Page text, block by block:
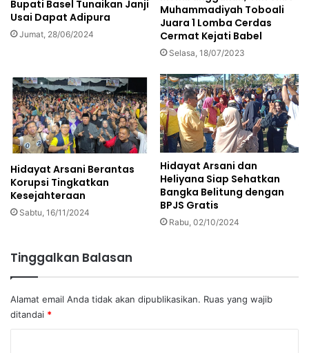
Bupati Basel Tunaikan Janji
Usai Dapat Adipura
Jumat, 28/06/2024
Muhammadiyah Toboali
Juara 1 Lomba Cerdas
Cermat Kejati Babel
Selasa, 18/07/2023
Hidayat Arsani Berantas
Korupsi Tingkatkan
Kesejahteraan
Sabtu, 16/11/2024
Hidayat Arsani dan
Heliyana Siap Sehatkan
Bangka Belitung dengan
BPJS Gratis
Rabu, 02/10/2024
Tinggalkan Balasan
Alamat email Anda tidak akan dipublikasikan. Ruas yang wajib
ditandai *